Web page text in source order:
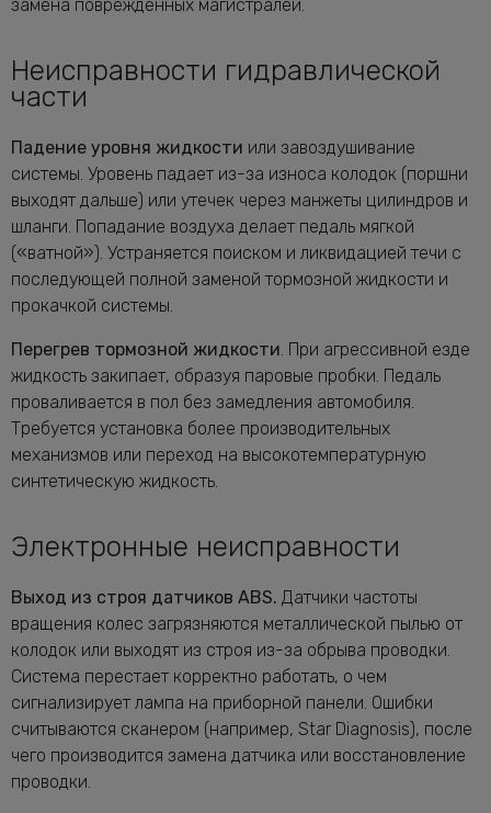
замена поврежденных магистралей.
Неисправности гидравлической
части
Падение уровня жидкости или завоздушивание
системы. Уровень падает из-за износа колодок (поршни
выходят дальше) или утечек через манжеты цилиндров и
шланги. Попадание воздуха делает педаль мягкой
(«ватной»). Устраняется поиском и ликвидацией течи с
последующей полной заменой тормозной жидкости и
прокачкой системы.
Перегрев тормозной жидкости . При агрессивной езде
жидкость закипает, образуя паровые пробки. Педаль
проваливается в пол без замедления автомобиля.
Требуется установка более производительных
механизмов или переход на высокотемпературную
синтетическую жидкость.
Электронные неисправности
Выход из строя датчиков ABS. Датчики частоты
вращения колес загрязняются металлической пылью от
колодок или выходят из строя из-за обрыва проводки.
Система перестает корректно работать, о чем
сигнализирует лампа на приборной панели. Ошибки
считываются сканером (например, Star Diagnosis), после
чего производится замена датчика или восстановление
проводки.